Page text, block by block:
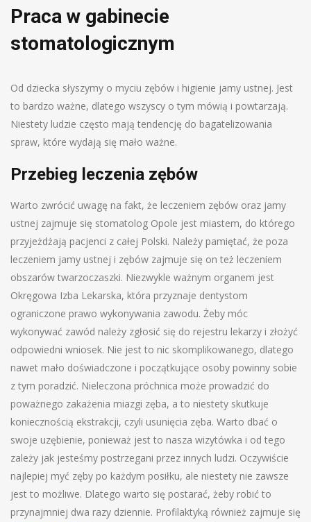
Praca w gabinecie
stomatologicznym
Od dziecka słyszymy o myciu zębów i higienie jamy ustnej. Jest
to bardzo ważne, dlatego wszyscy o tym mówią i powtarzają.
Niestety ludzie często mają tendencję do bagatelizowania
spraw, które wydają się mało ważne.
Przebieg leczenia zębów
Warto zwrócić uwagę na fakt, że leczeniem zębów oraz jamy
ustnej zajmuje się stomatolog Opole jest miastem, do którego
przyjeżdżają pacjenci z całej Polski. Należy pamiętać, że poza
leczeniem jamy ustnej i zębów zajmuje się on też leczeniem
obszarów twarzoczaszki. Niezwykle ważnym organem jest
Okręgowa Izba Lekarska, która przyznaje dentystom
ograniczone prawo wykonywania zawodu. Żeby móc
wykonywać zawód należy zgłosić się do rejestru lekarzy i złożyć
odpowiedni wniosek. Nie jest to nic skomplikowanego, dlatego
nawet mało doświadczone i początkujące osoby powinny sobie
z tym poradzić. Nieleczona próchnica może prowadzić do
poważnego zakażenia miazgi zęba, a to niestety skutkuje
koniecznością ekstrakcji, czyli usunięcia zęba. Warto dbać o
swoje uzębienie, ponieważ jest to nasza wizytówka i od tego
zależy jak jesteśmy postrzegani przez innych ludzi. Oczywiście
najlepiej myć zęby po każdym posiłku, ale niestety nie zawsze
jest to możliwe. Dlatego warto się postarać, żeby robić to
przynajmniej dwa razy dziennie. Profilaktyką również zajmuje się